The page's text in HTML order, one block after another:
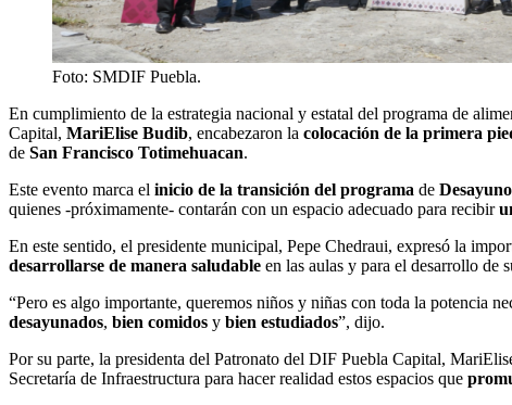
Foto: SMDIF Puebla.
En cumplimiento de la estrategia nacional y estatal del programa de
Capital, MariElise Budib, encabezaron la colocación de la primera
de San Francisco Totimehuacan.
Este evento marca el inicio de la transición del programa de
quienes -próximamente- contarán con un espacio adecuado para recibir
En este sentido, el presidente municipal, Pepe Chedraui, expresó la
desarrollarse de manera saludable en las aulas y para el desarrollo de
“Pero es algo importante, queremos niños y niñas con toda la potencia
desayunados, bien comidos y bien estudiados”, dijo.
Por su parte, la presidenta del Patronato del DIF Puebla Capital,
Secretaría de Infraestructura para hacer realidad estos espacios que